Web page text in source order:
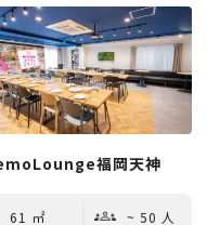
福岡天神
61 ㎡ ~ 50 人